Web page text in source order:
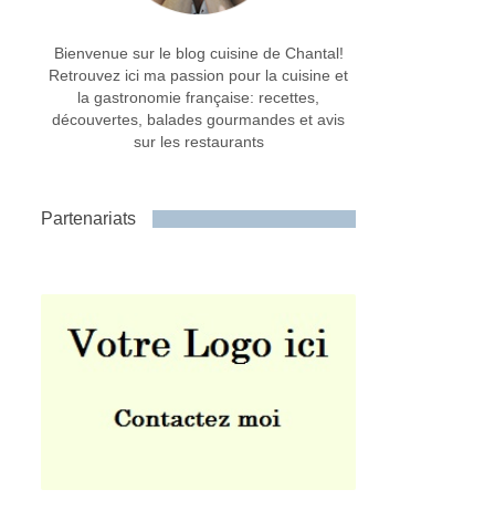
Bienvenue sur le blog cuisine de Chantal!
Retrouvez ici ma passion pour la cuisine et
la gastronomie française: recettes,
découvertes, balades gourmandes et avis
sur les restaurants
Partenariats